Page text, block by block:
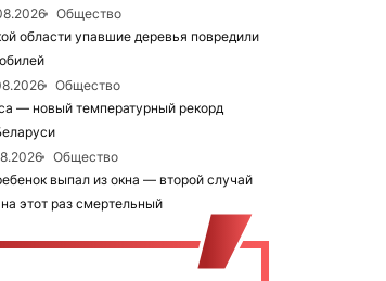
Общество
области упавшие деревья повредили
Общество
— новый температурный рекорд
Общество
выпал из окна — второй случай
этот раз смертельный